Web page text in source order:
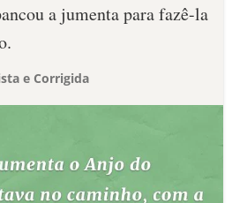
a jumenta para fazê-la
e Corrigida